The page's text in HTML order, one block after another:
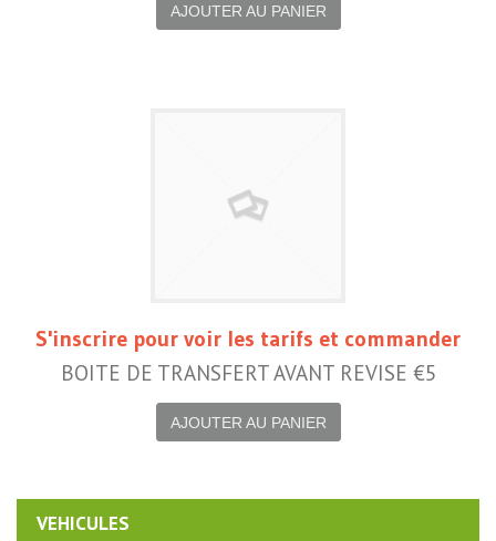
AJOUTER AU PANIER
S'inscrire pour voir les tarifs et commander
BOITE DE TRANSFERT AVANT REVISE €5
AJOUTER AU PANIER
VEHICULES